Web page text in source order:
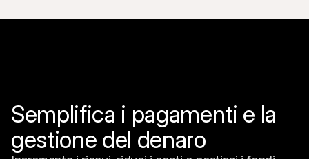
Semplifica i pagamenti e la
gestione del denaro